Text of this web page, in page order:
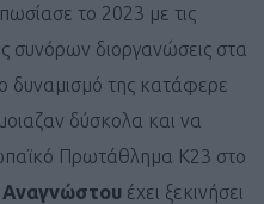
το 2023 με τις
συνόρων διοργανώσεις στα
δυναμισμό της κατάφερε
δύσκολα και να
Πρωτάθλημα Κ23 στο
Αναγνώστου έχει ξεκινήσει